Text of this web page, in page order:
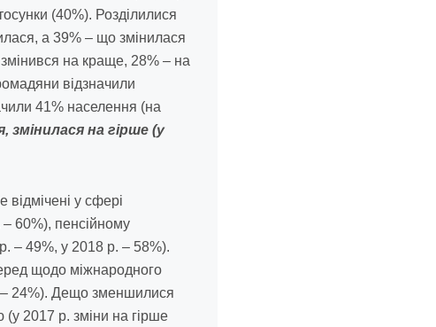
(40%). Розділилися
а 39% – що змінилася
на краще, 28% – на
відзначили
41% населення (на
змінилася на гірше (у
у сфері
– 60%), пенсійному
– 49%, у 2018 р. – 58%).
щодо міжнародного
– 24%). Дещо зменшилися
(у 2017 р. зміни на гірше